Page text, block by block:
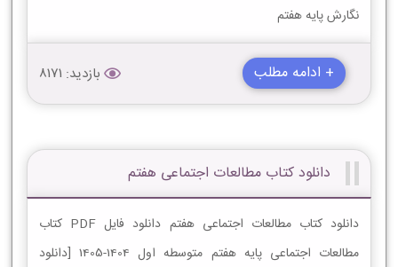
نگارش پایه هفتم
+ ادامه مطلب بازدید: 8171
دانلود کتاب مطالعات اجتماعی هفتم
دانلود کتاب مطالعات اجتماعی هفتم دانلود فایل PDF کتاب
مطالعات اجتماعی پایه هفتم متوسطه اول 1404-1405 [دانلود